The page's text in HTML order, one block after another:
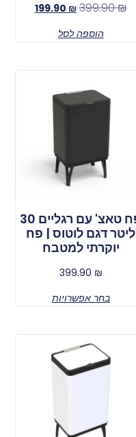
399.90₪
199.90 ₪
הוספה לסל
פח טאצ' עם רגליים 30
ליטר דגם לוטוס | פח
יוקרתי למטבח
399.90 ₪
בחר אפשרויות